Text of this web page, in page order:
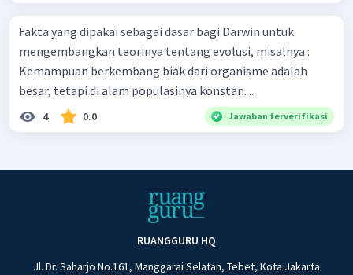
Fakta yang dipakai sebagai dasar bagi Darwin untuk
mengembangkan teorinya tentang evolusi, misalnya :
Kemampuan berkembang biak dari organisme adalah
besar, tetapi di alam populasinya konstan. ...
4 0.0 Jawaban terverifikasi
RUANGGURU HQ
Jl. Dr. Saharjo No.161, Manggarai Selatan, Tebet, Kota Jakarta